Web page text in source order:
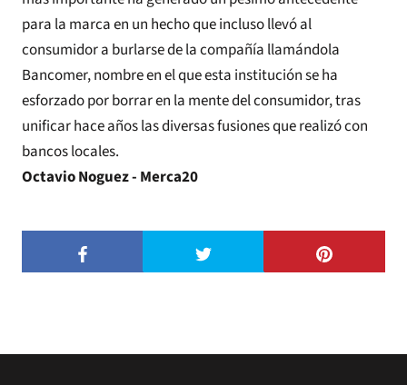
para la marca en un hecho que incluso llevó al
consumidor a burlarse de la compañía llamándola
Bancomer, nombre en el que esta institución se ha
esforzado por borrar en la mente del consumidor, tras
unificar hace años las diversas fusiones que realizó con
bancos locales.
Octavio Noguez - Merca20